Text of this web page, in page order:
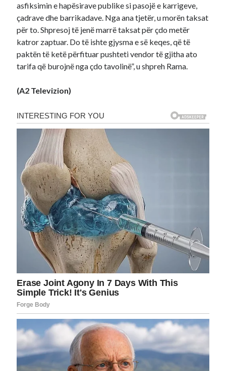
asfiksimin e hapësirave publike si pasojë e karrigeve,
çadrave dhe barrikadave. Nga ana tjetër, u morën taksat
për to. Shpresoj të jenë marrë taksat për çdo metër
katror zaptuar. Do të ishte gjysma e së keqes, që të
paktën të ketë përfituar pushteti vendor të gjitha ato
tarifa që burojnë nga çdo tavolinë”, u shpreh Rama.
(A2 Televizion)